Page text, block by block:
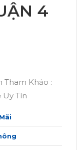
4
Tham Khảo :
Uy Tín